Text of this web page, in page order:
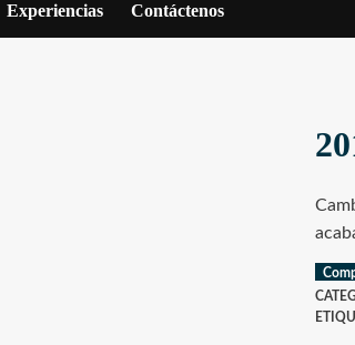
Experiencias Contáctenos